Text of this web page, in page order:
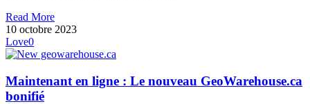
Read More
10 octobre 2023
Love0
Maintenant en ligne : Le nouveau GeoWarehouse.ca
bonifié